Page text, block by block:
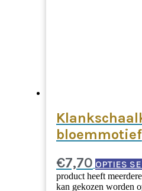
bloemmotief
€7,70 OPTIES
product heeft
kan gekozen worden